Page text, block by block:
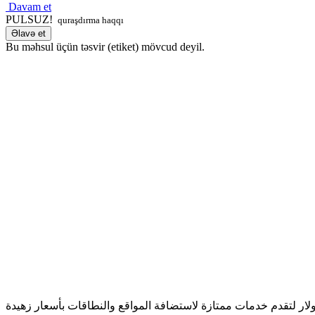
Davam et
PULSUZ! quraşdırma haqqı
Əlavə et
Bu məhsul üçün təsvir (etiket) mövcud deyil.